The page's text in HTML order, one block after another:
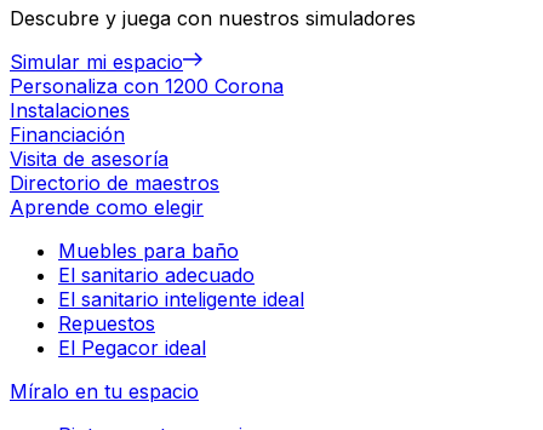
Descubre y juega con nuestros simuladores
Simular mi espacio
Personaliza con 1200 Corona
Instalaciones
Financiación
Visita de asesoría
Directorio de maestros
Aprende como elegir
Muebles para baño
El sanitario adecuado
El sanitario inteligente ideal
Repuestos
El Pegacor ideal
Míralo en tu espacio